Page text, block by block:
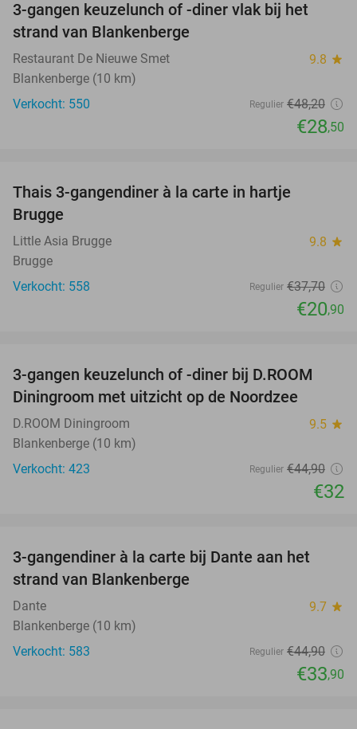
3-gangen keuzelunch of -diner vlak bij het
strand van Blankenberge
Restaurant De Nieuwe Smet 9.8 star
Blankenberge (10 km)
Verkocht: 550
Regulier €48,20
€28,50
Thais 3-gangendiner à la carte in hartje
Brugge
Little Asia Brugge 9.8 star
Brugge
Verkocht: 558
Regulier €37,70
€20,90
29%
3-gangen keuzelunch of -diner bij D.ROOM
Diningroom met uitzicht op de Noordzee
D.ROOM Diningroom 9.5 star
Blankenberge (10 km)
Verkocht: 423
Regulier €44,90
€32
24%
3-gangendiner à la carte bij Dante aan het
strand van Blankenberge
Dante 9.7 star
Blankenberge (10 km)
Verkocht: 583
Regulier €44,90
€33,90